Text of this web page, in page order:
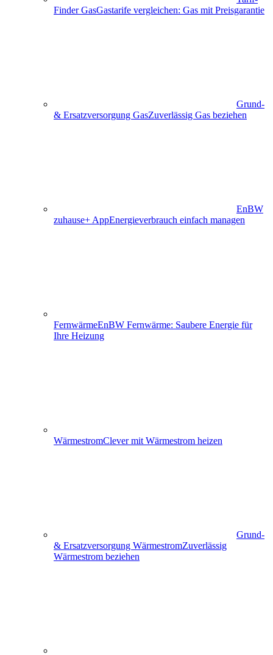
Finder GasGastarife vergleichen: Gas mit Preisgarantie
Grund-
& Ersatzversorgung GasZuverlässig Gas beziehen
EnBW
zuhause+ AppEnergieverbrauch einfach managen
FernwärmeEnBW Fernwärme: Saubere Energie für
Ihre Heizung
WärmestromClever mit Wärmestrom heizen
Grund-
& Ersatzversorgung WärmestromZuverlässig
Wärmestrom beziehen